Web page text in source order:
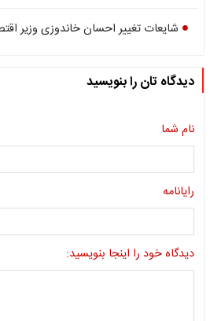
شایعات تغییر احسان خاندوزی وزیر
دیدگاه تان را بنویسید
نام شما
رایانامه
دیدگاه خود را اینجا بنویسید: